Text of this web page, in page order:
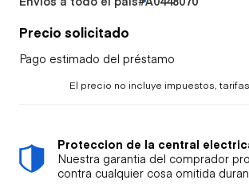
Precio solicitado
Pago estimado del préstamo
El precio no incluye impuestos,
Proteccion de la central
Nuestra garantia del comprador
contra cualquier cosa omitida